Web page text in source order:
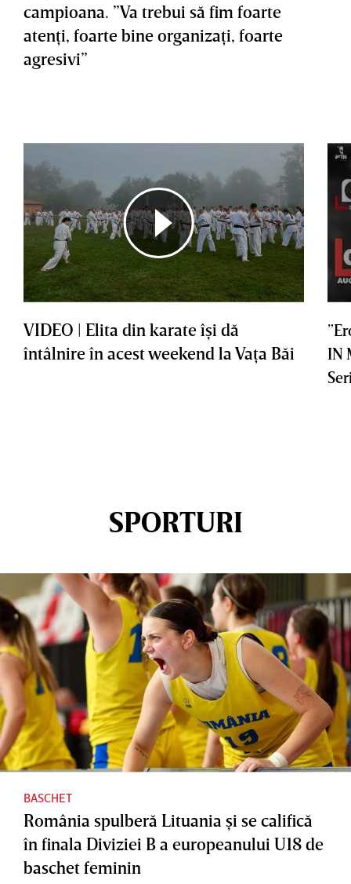
campioana. ”Va trebui să fim foarte
atenţi, foarte bine organizaţi, foarte
agresivi”
VIDEO | Elita din karate îşi dă
întâlnire în acest weekend la Vaţa Băi
IN
SPORTURI
BASCHET
România spulberă Lituania şi se califică
în finala Diviziei B a europeanului U18 de
baschet feminin